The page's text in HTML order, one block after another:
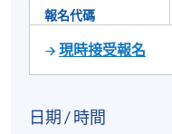
報名代碼
現時接受報名
日期 / 時間